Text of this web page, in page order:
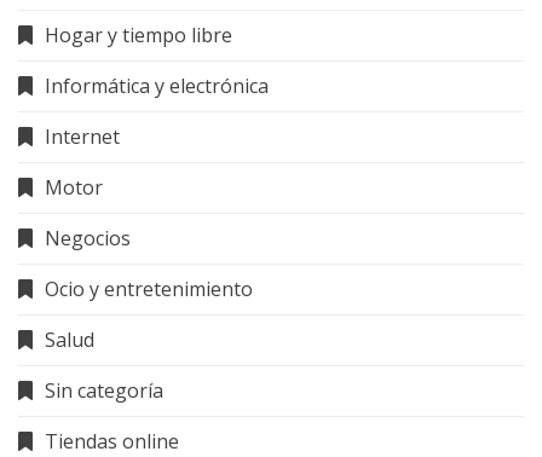
Hogar y tiempo libre
Informática y electrónica
Internet
Motor
Negocios
Ocio y entretenimiento
Salud
Sin categoría
Tiendas online